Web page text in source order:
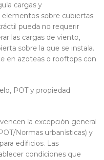
cargas y
sobre cubiertas;
pueda no requerir
las cargas de viento,
sobre la que se instala.
en azoteas o rooftops con
POT y propiedad
la excepción general
Normas urbanísticas) y
edificios. Las
condiciones que